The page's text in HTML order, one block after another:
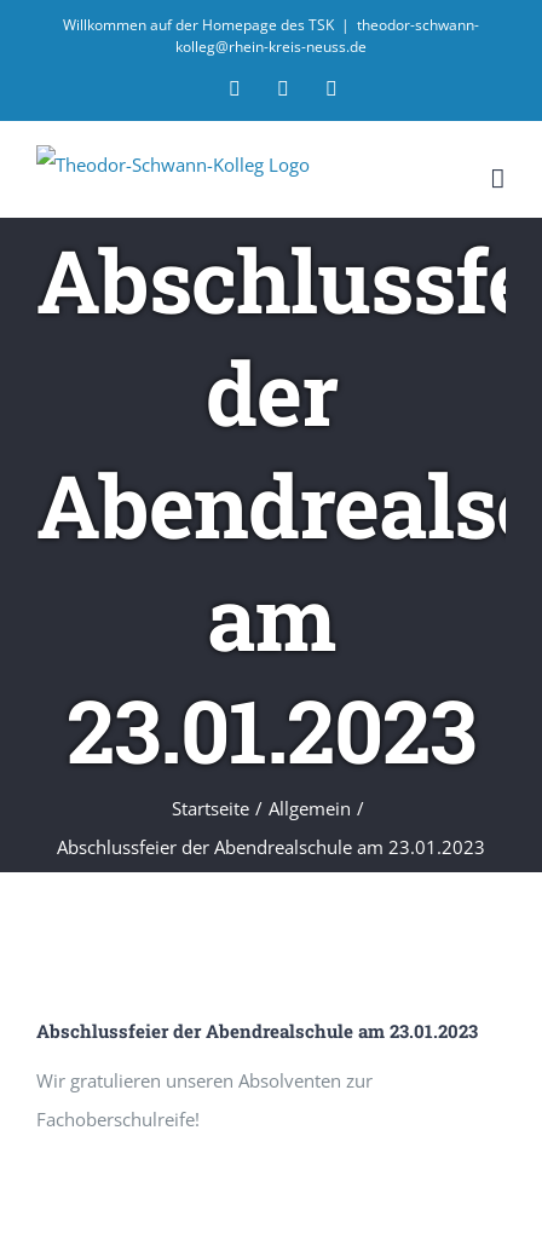
Willkommen auf der Homepage des TSK | theodor-schwann-
kolleg@rhein-kreis-neuss.de
Email
Facebook
der
am
23.01.2023
Startseite / Allgemein /
Abschlussfeier der Abendrealschule am 23.01.2023
Abschlussfeier der Abendrealschule am 23.01.2023
Wir gratulieren unseren Absolventen zur
Fachoberschulreife!